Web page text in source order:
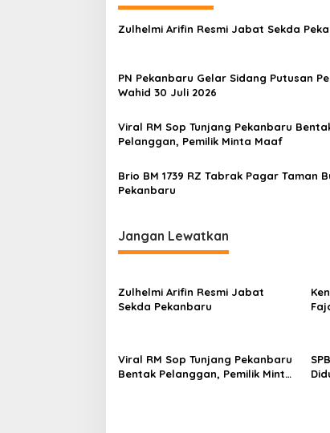
Zulhelmi Arifin Resmi Jabat Sekda
PN Pekanbaru Gelar Sidang Putusan
Wahid 30 Juli 2026
Viral RM Sop Tunjang Pekanbaru
Pelanggan, Pemilik Minta Maaf
Brio BM 1739 RZ Tabrak Pagar Taman
Pekanbaru
Jangan Lewatkan
Zulhelmi Arifin Resmi Jabat
Sekda Pekanbaru
Viral RM Sop Tunjang Pekanbaru
Bentak Pelanggan, Pemilik Minta